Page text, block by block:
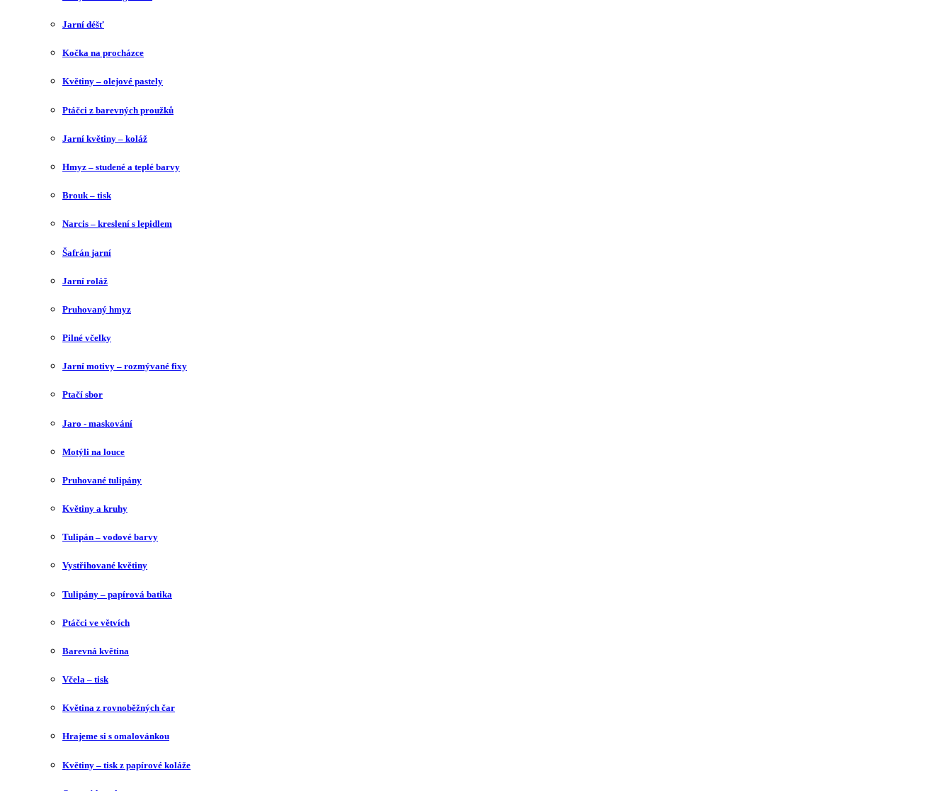
Jarní déšť
Kočka na procházce
Květiny – olejové pastely
Ptáčci z barevných proužků
Jarní květiny – koláž
Hmyz – studené a teplé barvy
Brouk – tisk
Narcis – kreslení s lepidlem
Šafrán jarní
Jarní roláž
Pruhovaný hmyz
Pilné včelky
Jarní motivy – rozmývané fixy
Ptačí sbor
Jaro - maskování
Motýli na louce
Pruhované tulipány
Květiny a kruhy
Tulipán – vodové barvy
Vystřihované květiny
Tulipány – papírová batika
Ptáčci ve větvích
Barevná květina
Včela – tisk
Květina z rovnoběžných čar
Hrajeme si s omalovánkou
Květiny – tisk z papírové koláže